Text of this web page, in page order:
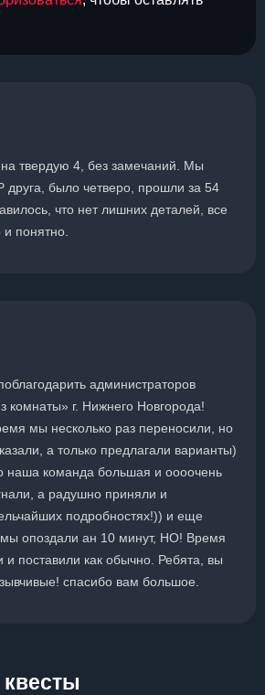
твердую 4, без замечаний. Мы
друга, было четверо, прошли за 54
что нет лишних деталей, все
понятно.
администраторов
комнаты» г. Нижнего Новгорода!
мы несколько раз переносили, но
а только предлагали варианты)
наша команда большая и оооочень
а радушно приняли и
подробностях!)) и еще
мы опоздали ан 10 минут, НО! Время
и поставили как обычно. Ребята, вы
спасибо вам большое.